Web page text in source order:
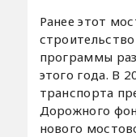
Ранее этот
программы
этого года. В
транспорта
Дорожного
нового